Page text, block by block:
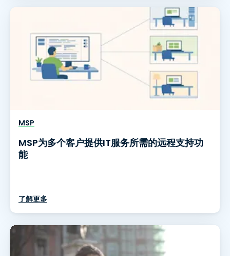
MSP
MSP为多个客户提供IT服务所需的远程支持功
能
了解更多